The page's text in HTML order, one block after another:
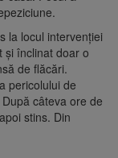
la locul intervenției
și înclinat doar o
de flăcări.
pericolului de
câteva ore de
stins. Din